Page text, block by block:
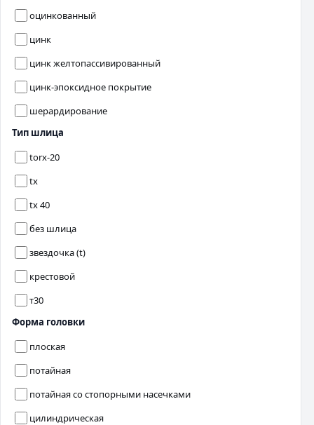
оцинкованный
цинк
цинк желтопассивированный
цинк-эпоксидное покрытие
шерардирование
Тип шлица
torx-20
tx
tx 40
без шлица
звездочка (t)
крестовой
т30
Форма головки
плоская
потайная
потайная со стопорными насечками
цилиндрическая